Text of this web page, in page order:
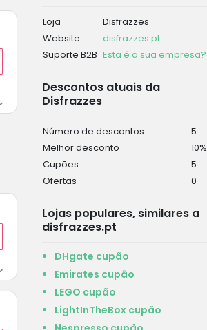
Loja
Disfrazzes
Website
disfrazzes.pt
Suporte B2B Esta é a sua empresa?
Descontos atuais da
Disfrazzes
Número de descontos
5
Melhor desconto
10%
Cupões
5
Ofertas
0
Lojas populares, similares a
disfrazzes.pt
DHgate cupão
Emirates cupão
LEGO cupão
LightInTheBox cupão